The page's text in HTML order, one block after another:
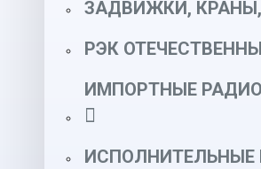
ЗАДВИЖКИ,
РЭК
ИМПОРТНЫЕ